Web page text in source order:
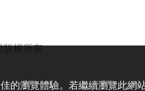
版權所有
的瀏覽體驗。若繼續瀏覽此網